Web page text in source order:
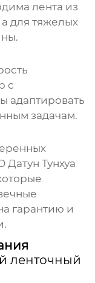
лента из
для тяжелых
с
адаптировать
задачам.
Датун Тунхуа
гарантию и
ленточный